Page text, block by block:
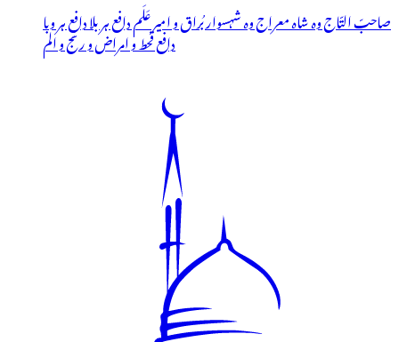
صاحبّ التّاج وہ شاہ معراج وہ شہسوار بُراق و امیر عَلَم دافع ہر بلا دافعِ ہر وبا
دافع قحط و امراض و رنج و الم